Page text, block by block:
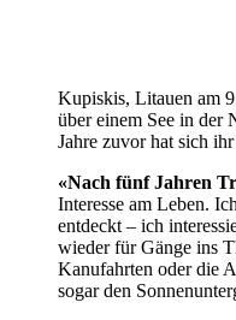
Kupiskis, Litauen am
über einem See in der
Jahre zuvor hat sich
«Nach fünf Jahren
Interesse am Leben.
entdeckt – ich
wieder für Gänge ins
Kanufahrten oder die
sogar den